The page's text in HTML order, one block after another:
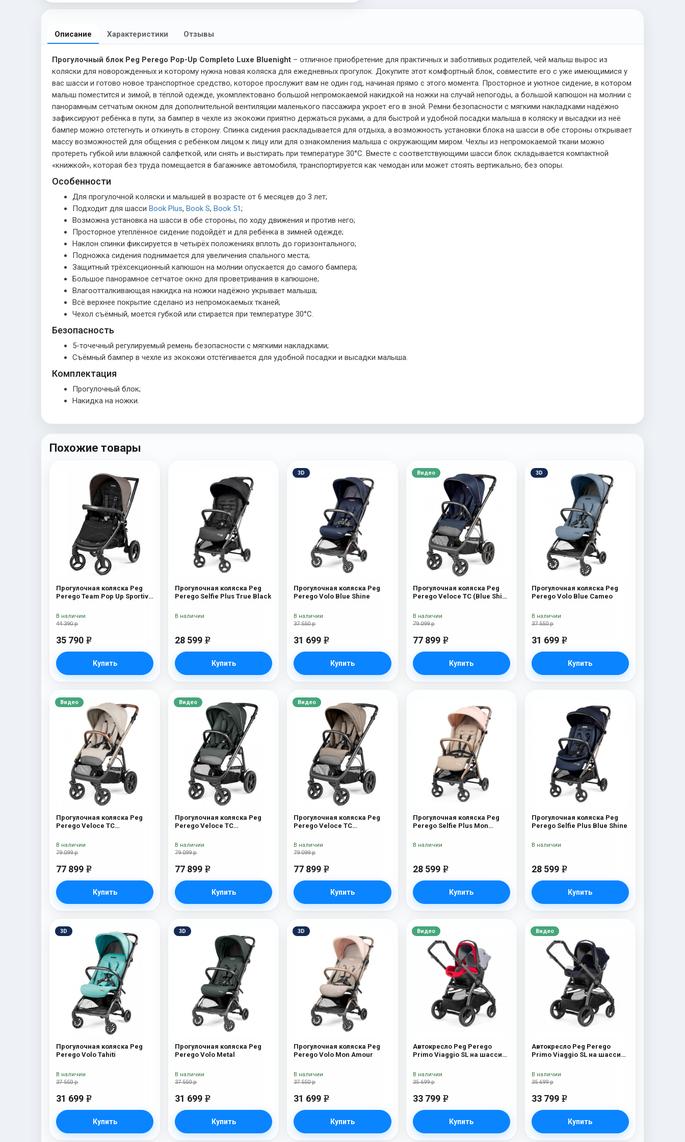
Описание Характеристики Отзывы
Прогулочный блок Peg Perego Pop-Up Completo Luxe Bluenight – отличное приобретение для практичных и заботливых родителей, чей малыш вырос из
коляски для новорожденных и которому нужна новая коляска для ежедневных прогулок. Докупите этот комфортный блок, совместите его с уже имеющимися у
вас шасси и готово новое транспортное средство, которое прослужит вам не один год, начиная прямо с этого момента. Просторное и уютное сидение, в котором
малыш поместится и зимой, в тёплой одежде, укомплектовано большой непромокаемой накидкой на ножки на случай непогоды, а большой капюшон на молнии с
панорамным сетчатым окном для дополнительной вентиляции маленького пассажира укроет его в зной. Ремни безопасности с мягкими накладками надёжно
зафиксируют ребёнка в пути, за бампер в чехле из экокожи приятно держаться руками, а для быстрой и удобной посадки малыша в коляску и высадки из неё
бампер можно отстегнуть и откинуть в сторону. Спинка сидения раскладывается для отдыха, а возможность установки блока на шасси в обе стороны открывает
массу возможностей для общения с ребёнком лицом к лицу или для ознакомления малыша с окружающим миром. Чехлы из непромокаемой ткани можно
протереть губкой или влажной салфеткой, или снять и выстирать при температуре 30°С. Вместе с соответствующими шасси блок складывается компактной
«книжкой», которая без труда помещается в багажнике автомобиля, транспортируется как чемодан или может стоять вертикально, без опоры.
Особенности
Для прогулочной коляски и малышей в возрасте от 6 месяцев до 3 лет;
Подходит для шасси Book Plus, Book S, Book 51;
Возможна установка на шасси в обе стороны, по ходу движения и против него;
Просторное утеплённое сидение подойдёт и для ребёнка в зимней одежде;
Наклон спинки фиксируется в четырёх положениях вплоть до горизонтального;
Подножка сидения поднимается для увеличения спального места;
Защитный трёхсекционный капюшон на молнии опускается до самого бампера;
Большое панорамное сетчатое окно для проветривания в капюшоне;
Влагоотталкивающая накидка на ножки надёжно укрывает малыша;
Всё верхнее покрытие сделано из непромокаемых тканей;
Чехол съёмный, моется губкой или стирается при температуре 30°С.
Безопасность
5-точечный регулируемый ремень безопасности с мягкими накладками;
Съёмный бампер в чехле из экокожи отстёгивается для удобной посадки и высадки малыша.
Комплектация
Прогулочный блок;
Накидка на ножки.
Похожие товары
Прогулочная коляска Peg
Perego Team Pop Up Sportivo
44 390 р
35 790 e
Купить
В наличии
Прогулочная коляска Peg
Perego Selfie Plus True Black
28 599 e
Купить
В наличии
3D
Прогулочная коляска Peg
Perego Volo Blue Shine
37 550 р
31 699 e
Купить
В наличии
Видео
Прогулочная коляска Peg
Perego Veloce TC (Blue Shine
79 099 р
77 899 e
Купить
В наличии
3D
Прогулочная коляска Peg
Perego Volo Blue Cameo
37 550 р
31 699 e
Купить
В наличии
Видео
Прогулочная коляска Peg
Perego Veloce TC
Perego Veloce TC (Astral
New)
79 099 р
77 899 e
Купить
В наличии
Видео
Прогулочная коляска Peg
Perego Veloce TC
Perego Veloce TC (Metal
New)
79 099 р
77 899 e
Купить
В наличии
Видео
Прогулочная коляска Peg
Perego Veloce TC
Perego Veloce TC (Pine Bark)
79 099 р
77 899 e
Купить
В наличии
Прогулочная коляска Peg
Perego Selfie Plus Mon
28 599 e
Купить
В наличии
Прогулочная коляска Peg
Perego Selfie Plus Blue Shine
28 599 e
Купить
В наличии
3D
Прогулочная коляска Peg
Perego Volo Tahiti
37 550 р
31 699 e
Купить
В наличии
3D
Прогулочная коляска Peg
Perego Volo Metal
37 550 р
31 699 e
Купить
В наличии
3D
Прогулочная коляска Peg
Perego Volo Mon Amour
37 550 р
31 699 e
Купить
В наличии
Видео
Автокресло Peg Perego
Primo Viaggio SL на шасси
White/Black) Tulip
35 699 р
33 799 e
Купить
В наличии
Видео
Автокресло Peg Perego
Primo Viaggio SL на шасси
White/Black) Riviera
35 699 р
33 799 e
Купить
В наличии